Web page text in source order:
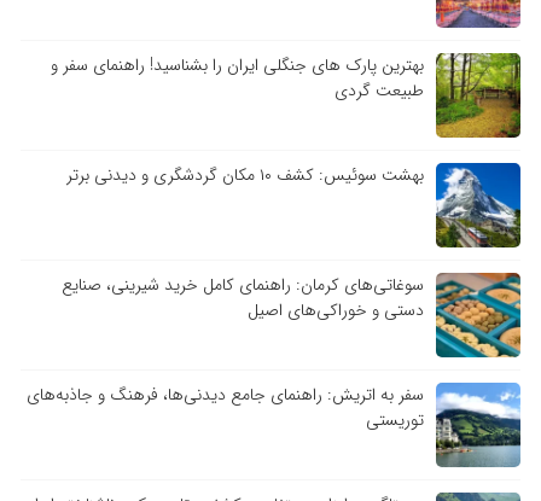
بهترین پارک های جنگلی ایران را بشناسید! راهنمای سفر و
طبیعت گردی
بهشت سوئیس: کشف ۱۰ مکان گردشگری و دیدنی برتر
سوغاتی‌های کرمان: راهنمای کامل خرید شیرینی، صنایع
دستی و خوراکی‌های اصیل
سفر به اتریش: راهنمای جامع دیدنی‌ها، فرهنگ و جاذبه‌های
توریستی